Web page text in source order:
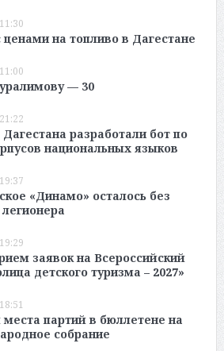
ценами на топливо в Дагестане
— 30
разработали бот по
национальных языков
«Динамо» осталось без
заявок на Всероссийский
детского туризма – 2027»
партий в бюллетене на
собрание